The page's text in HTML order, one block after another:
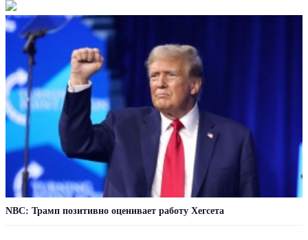
NBC: Трамп позитивно оценивает работу Хегсета